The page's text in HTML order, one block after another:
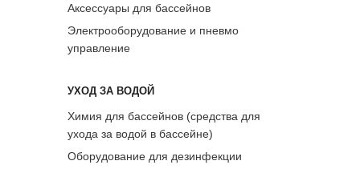
Аксессуары для бассейнов
Электрооборудование и пневмо
управление
УХОД ЗА ВОДОЙ
Химия для бассейнов (средства для
ухода за водой в бассейне)
Оборудование для дезинфекции